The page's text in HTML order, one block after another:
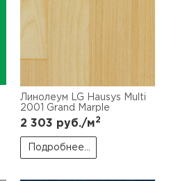
Линолеум LG Hausys Multi
2001 Grand Marple
2 303 руб./м2
Подробнее...